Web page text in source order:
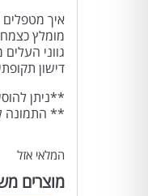
איך מטפלים
מומלץ
גווני
דישון
**ניתן
** התמונה
המלאי אזל
מוצרים